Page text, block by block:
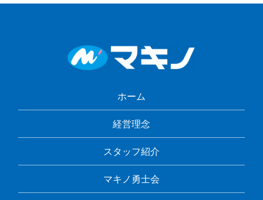
ホーム
経営理念
スタッフ紹介
マキノ勇士会